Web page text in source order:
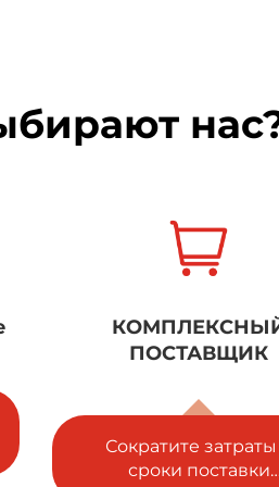
5
сертификаций
Гарантируется
соответствие ISO,